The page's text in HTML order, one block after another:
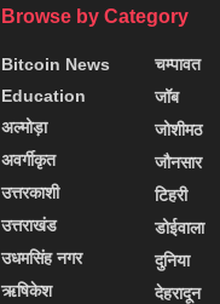
Browse by Category
Bitcoin News
Education
अल्मोड़ा
अवर्गीकृत
उत्तरकाशी
उत्तराखंड
उधमसिंह नगर
ऋषिकेश
चम्पावत
जॉब
जोशीमठ
जौनसार
टिहरी
डोईवाला
दुनिया
देहरादून